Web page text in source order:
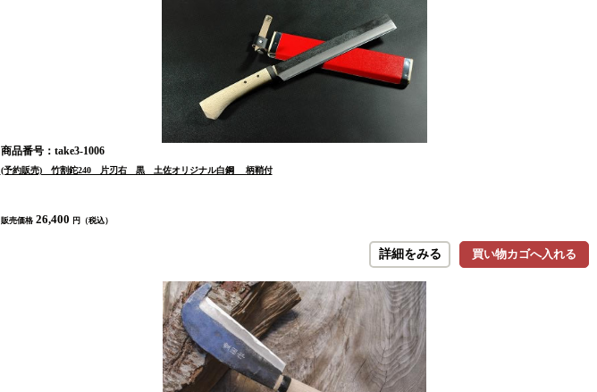
商品番号：take3-1006
(予約販売) 竹割鉈240 片刃右 黒 土佐オリジナル白鋼 柄鞘付
販売価格 26,400 円（税込）
買い物カゴへ入れる
詳細をみる